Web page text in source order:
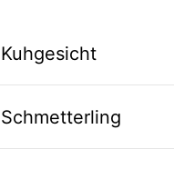
Kuhgesicht
Schmetterling